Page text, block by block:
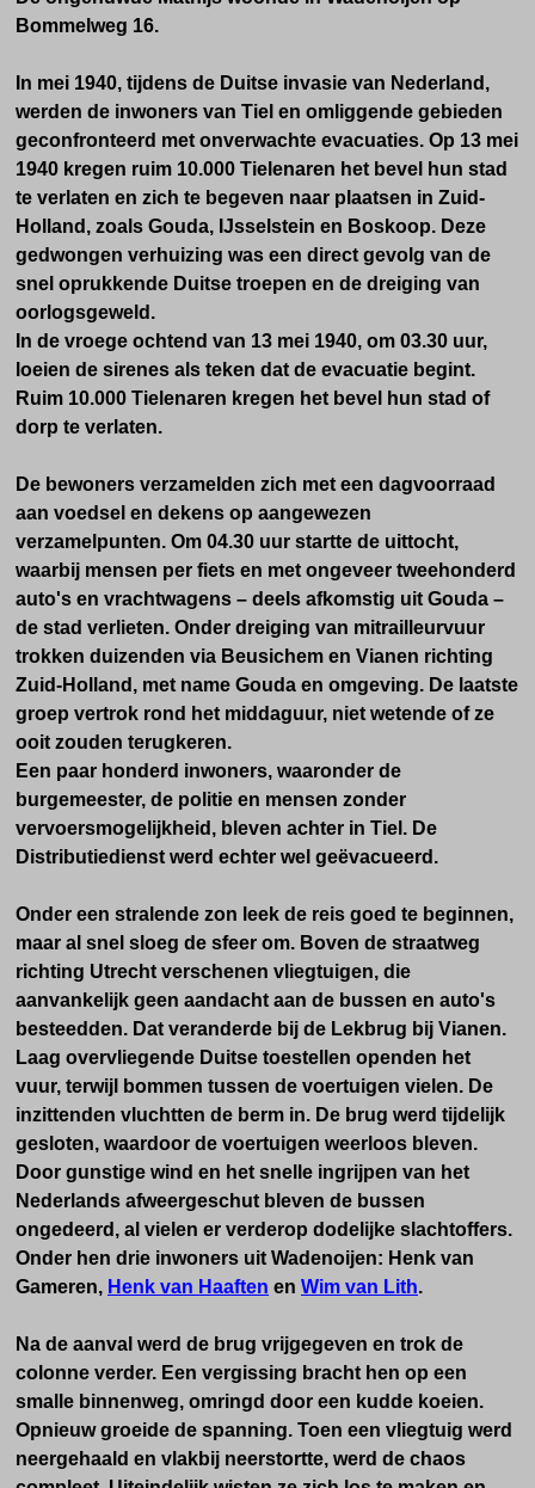
Bommelweg 16.
In mei 1940, tijdens de Duitse invasie van Nederland,
werden de inwoners van Tiel en omliggende gebieden
geconfronteerd met onverwachte evacuaties. Op 13 mei
1940 kregen ruim 10.000 Tielenaren het bevel hun stad
te verlaten en zich te begeven naar plaatsen in Zuid-
Holland, zoals Gouda, IJsselstein en Boskoop. Deze
gedwongen verhuizing was een direct gevolg van de
snel oprukkende Duitse troepen en de dreiging van
oorlogsgeweld.
In de vroege ochtend van 13 mei 1940, om 03.30 uur,
loeien de sirenes als teken dat de evacuatie begint.
Ruim 10.000 Tielenaren kregen het bevel hun stad of
dorp te verlaten.
De bewoners verzamelden zich met een dagvoorraad
aan voedsel en dekens op aangewezen
verzamelpunten. Om 04.30 uur startte de uittocht,
waarbij mensen per fiets en met ongeveer tweehonderd
auto's en vrachtwagens – deels afkomstig uit Gouda –
de stad verlieten. Onder dreiging van mitrailleurvuur
trokken duizenden via Beusichem en Vianen richting
Zuid-Holland, met name Gouda en omgeving. De laatste
groep vertrok rond het middaguur, niet wetende of ze
ooit zouden terugkeren.
Een paar honderd inwoners, waaronder de
burgemeester, de politie en mensen zonder
vervoersmogelijkheid, bleven achter in Tiel. De
Distributiedienst werd echter wel geëvacueerd.
Onder een stralende zon leek de reis goed te beginnen,
maar al snel sloeg de sfeer om. Boven de straatweg
richting Utrecht verschenen vliegtuigen, die
aanvankelijk geen aandacht aan de bussen en auto's
besteedden. Dat veranderde bij de Lekbrug bij Vianen.
Laag overvliegende Duitse toestellen openden het
vuur, terwijl bommen tussen de voertuigen vielen. De
inzittenden vluchtten de berm in. De brug werd tijdelijk
gesloten, waardoor de voertuigen weerloos bleven.
Door gunstige wind en het snelle ingrijpen van het
Nederlands afweergeschut bleven de bussen
ongedeerd, al vielen er verderop dodelijke slachtoffers.
Onder hen drie inwoners uit Wadenoijen: Henk van
Gameren, Henk van Haaften en Wim van Lith.
Na de aanval werd de brug vrijgegeven en trok de
colonne verder. Een vergissing bracht hen op een
smalle binnenweg, omringd door een kudde koeien.
Opnieuw groeide de spanning. Toen een vliegtuig werd
neergehaald en vlakbij neerstortte, werd de chaos